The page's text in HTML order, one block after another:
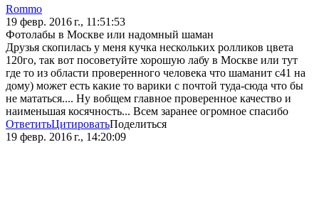
Rommo
19 февр. 2016 г., 11:51:53
Фотолабы в Москве или надомный шаман
Друзья скопилась у меня кучка нескольких ролликов цвета
120го, так вот посоветуйте хорошую лабу в Москве или тут
где то из области проверенного человека что шаманит с41 на
дому) может есть какие то варики с почтой туда-сюда что бы
не мататься.... Ну вобщем главное проверенное качество и
наименьшая косячность... Всем заранее огромное спасибо
ОтветитьЦитироватьПоделиться
19 февр. 2016 г., 14:20:09